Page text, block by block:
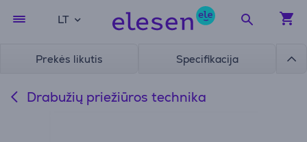
LT
Prekės likutis Specifikacija
Drabužių priežiūros technika